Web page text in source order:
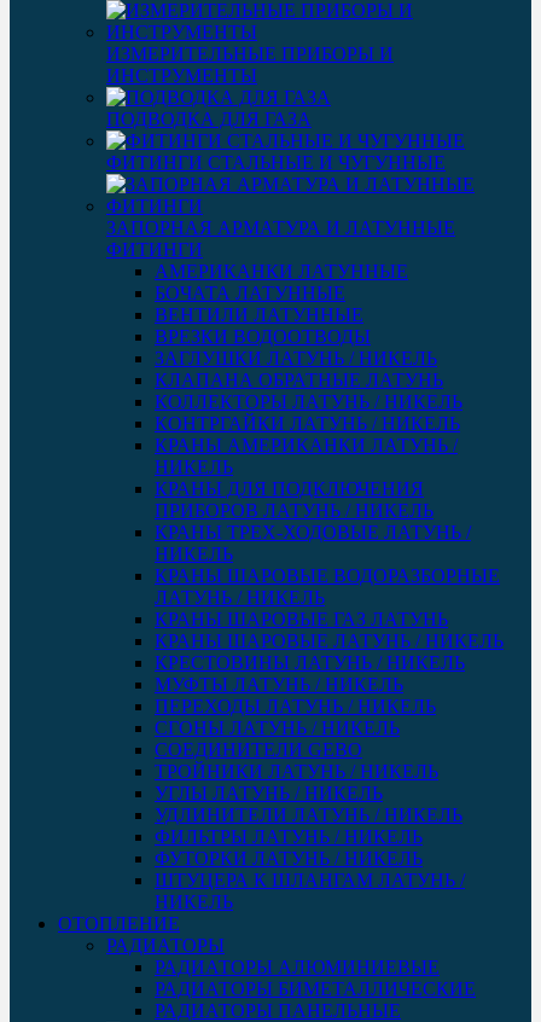
ИЗМЕРИТЕЛЬНЫЕ ПРИБОРЫ И
ИНСТРУМЕНТЫ
ПОДВОДКА ДЛЯ ГАЗА
ФИТИНГИ СТАЛЬНЫЕ И ЧУГУННЫЕ
ЗАПОРНАЯ АРМАТУРА И ЛАТУННЫЕ
ФИТИНГИ
АМЕРИКАНКИ ЛАТУННЫЕ
БОЧАТА ЛАТУННЫЕ
ВЕНТИЛИ ЛАТУННЫЕ
ВРЕЗКИ ВОДООТВОДЫ
ЗАГЛУШКИ ЛАТУНЬ / НИКЕЛЬ
КЛАПАНА ОБРАТНЫЕ ЛАТУНЬ
КОЛЛЕКТОРЫ ЛАТУНЬ / НИКЕЛЬ
КОНТРГАЙКИ ЛАТУНЬ / НИКЕЛЬ
КРАНЫ АМЕРИКАНКИ ЛАТУНЬ /
НИКЕЛЬ
КРАНЫ ДЛЯ ПОДКЛЮЧЕНИЯ
ПРИБОРОВ ЛАТУНЬ / НИКЕЛЬ
КРАНЫ ТРЕХ-ХОДОВЫЕ ЛАТУНЬ /
НИКЕЛЬ
КРАНЫ ШАРОВЫЕ ВОДОРАЗБОРНЫЕ
ЛАТУНЬ / НИКЕЛЬ
КРАНЫ ШАРОВЫЕ ГАЗ ЛАТУНЬ
КРАНЫ ШАРОВЫЕ ЛАТУНЬ / НИКЕЛЬ
КРЕСТОВИНЫ ЛАТУНЬ / НИКЕЛЬ
МУФТЫ ЛАТУНЬ / НИКЕЛЬ
ПЕРЕХОДЫ ЛАТУНЬ / НИКЕЛЬ
СГОНЫ ЛАТУНЬ / НИКЕЛЬ
СОЕДИНИТЕЛИ GEBO
ТРОЙНИКИ ЛАТУНЬ / НИКЕЛЬ
УГЛЫ ЛАТУНЬ / НИКЕЛЬ
УДЛИНИТЕЛИ ЛАТУНЬ / НИКЕЛЬ
ФИЛЬТРЫ ЛАТУНЬ / НИКЕЛЬ
ФУТОРКИ ЛАТУНЬ / НИКЕЛЬ
ШТУЦЕРА К ШЛАНГАМ ЛАТУНЬ /
НИКЕЛЬ
ОТОПЛЕНИЕ
РАДИАТОРЫ
РАДИАТОРЫ АЛЮМИНИЕВЫЕ
РАДИАТОРЫ БИМЕТАЛЛИЧЕСКИЕ
РАДИАТОРЫ ПАНЕЛЬНЫЕ